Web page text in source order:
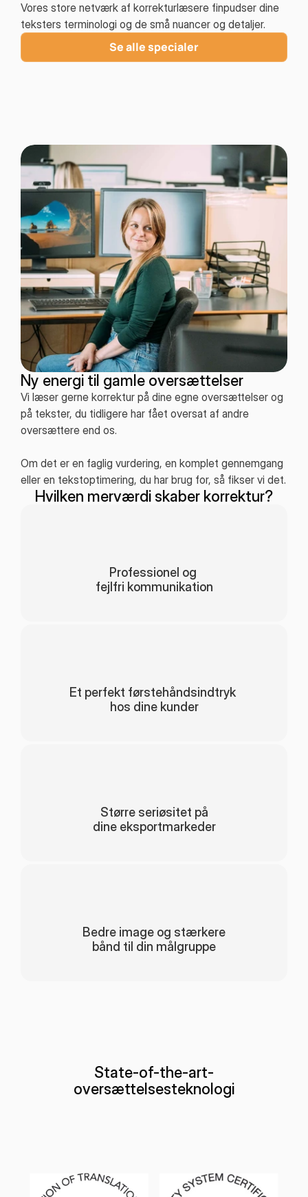
Vores store netværk af korrekturlæsere finpudser dine
teksters terminologi og de små nuancer og detaljer.
Se alle specialer
Ny energi til gamle oversættelser
Vi læser gerne korrektur på dine egne oversættelser og
på tekster, du tidligere har fået oversat af andre
oversættere end os.
Om det er en faglig vurdering, en komplet gennemgang
eller en tekstoptimering, du har brug for, så fikser vi det.
Hvilken merværdi skaber korrektur?
Professionel og
fejlfri kommunikation
Et perfekt førstehåndsindtryk
hos dine kunder
Større seriøsitet på
dine eksportmarkeder
Bedre image og stærkere
bånd til din målgruppe
State-of-the-art-
oversættelsesteknologi